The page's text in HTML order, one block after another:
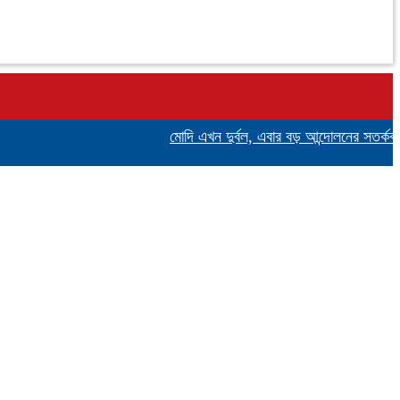
মোদি এখন দুর্বল, এবার বড় আন্দোলনের সতর্কবার্তা